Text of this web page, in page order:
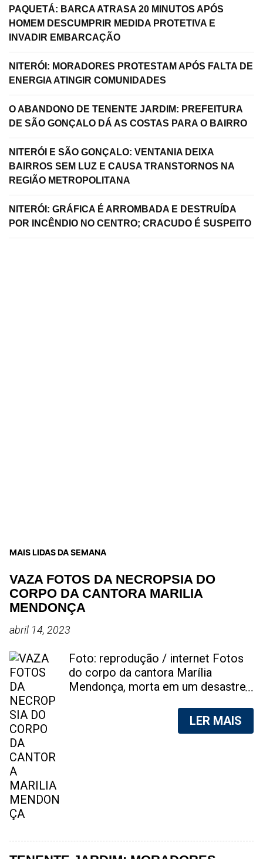
PAQUETÁ: BARCA ATRASA 20 MINUTOS APÓS
HOMEM DESCUMPRIR MEDIDA PROTETIVA E
INVADIR EMBARCAÇÃO
NITERÓI: MORADORES PROTESTAM APÓS FALTA DE
ENERGIA ATINGIR COMUNIDADES
O ABANDONO DE TENENTE JARDIM: PREFEITURA
DE SÃO GONÇALO DÁ AS COSTAS PARA O BAIRRO
NITERÓI E SÃO GONÇALO: VENTANIA DEIXA
BAIRROS SEM LUZ E CAUSA TRANSTORNOS NA
REGIÃO METROPOLITANA
NITERÓI: GRÁFICA É ARROMBADA E DESTRUÍDA
POR INCÊNDIO NO CENTRO; CRACUDO É SUSPEITO
MAIS LIDAS DA SEMANA
VAZA FOTOS DA NECROPSIA DO
CORPO DA CANTORA MARILIA
MENDONÇA
abril 14, 2023
Foto: reprodução / internet Fotos
do corpo da cantora Marília
Mendonça, morta em um desastre
foram vazadas na internet. A
divulgação de fotos do corpo de
vendendo as fotos. Cada foto, no
LER MAIS